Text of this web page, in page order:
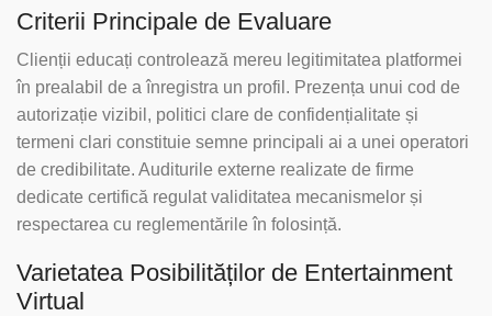
Criterii Principale de Evaluare
Clienții educați controlează mereu legitimitatea platformei
în prealabil de a înregistra un profil. Prezența unui cod de
autorizație vizibil, politici clare de confidențialitate și
termeni clari constituie semne principali ai a unei operatori
de credibilitate. Auditurile externe realizate de firme
dedicate certifică regulat validitatea mecanismelor și
respectarea cu reglementările în folosință.
Varietatea Posibilităților de Entertainment
Virtual